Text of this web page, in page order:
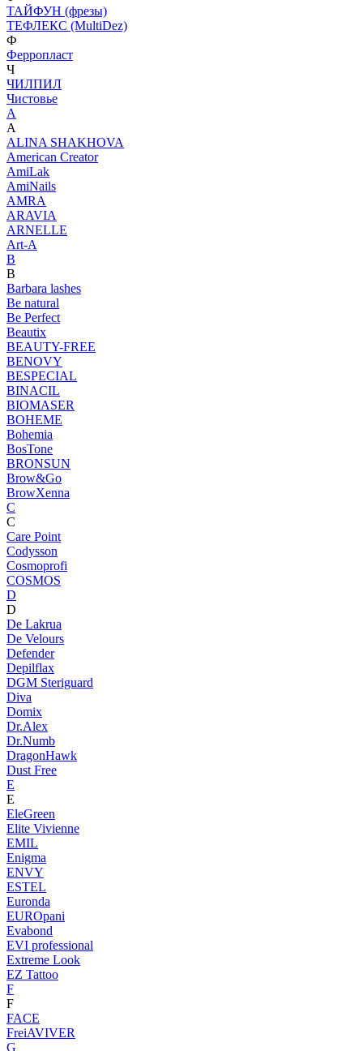
ТАЙФУН (фрезы)
ТЕФЛЕКС (MultiDez)
Ф
Ферропласт
Ч
ЧИЛПИЛ
Чистовье
A
A
ALINA SHAKHOVA
American Creator
AmiLak
AmiNails
AMRA
ARAVIA
ARNELLE
Art-A
B
B
Barbara lashes
Be natural
Be Perfect
Beautix
BEAUTY-FREE
BENOVY
BESPECIAL
BINACIL
BIOMASER
BOHEME
Bohemia
BosTone
BRONSUN
Brow&Go
BrowXenna
C
C
Care Point
Codysson
Cosmoprofi
COSMOS
D
D
De Lakrua
De Velours
Defender
Depilflax
DGM Steriguard
Diva
Domix
Dr.Alex
Dr.Numb
DragonHawk
Dust Free
E
E
EleGreen
Elite Vivienne
EMIL
Enigma
ENVY
ESTEL
Euronda
EUROpani
Evabond
EVI professional
Extreme Look
EZ Tattoo
F
F
FACE
FreiAVIVER
G